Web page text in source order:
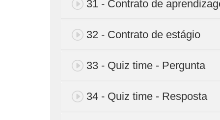
31 - Contrato de
32 - Contrato de estágio
33 - Quiz time - Pergunta
34 - Quiz time - Resposta